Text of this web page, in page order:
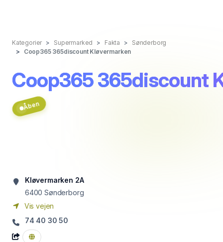
Kategorier Supermarked Fakta
Sønderborg
Coop365 365discount Kløvermarken
Coop365 365discount
Åben
Kløvermarken 2A
6400 Sønderborg
Vis vejen
74 40 30 50